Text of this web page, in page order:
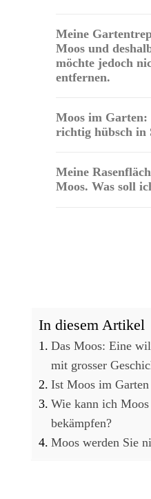
Meine
Moos und
möchte jedoch
entfernen.
Moos im
richtig hübsch in
Meine
Moos. Was soll
In diesem Artikel
Das Moos: Eine
mit grosser
Ist Moos im
Wie kann ich
bekämpfen?
Moos werden Sie